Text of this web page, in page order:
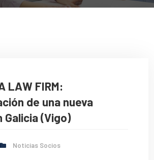
LAW FIRM:
de una nueva
Galicia (Vigo)
Noticias Socios